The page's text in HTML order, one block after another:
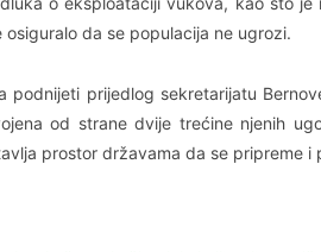
da se populacija ne ugrozi.
podnijeti prijedlog sekretarijatu
od strane dvije trećine njenih
prostor državama da se pripreme i